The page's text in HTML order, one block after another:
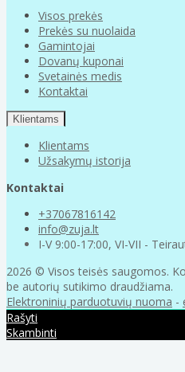
Visos prekės
Prekės su nuolaida
Gamintojai
Dovanų kuponai
Svetainės medis
Kontaktai
Klientams
Klientams
Užsakymų istorija
Kontaktai
+37067816142
info@zuja.lt
I-V 9:00-17:00, VI-VII -
2026 © Visos teisės saugomos.
be autorių sutikimo draudžiama.
Elektroninių parduotuvių nuoma -
Rašyti
Skambinti